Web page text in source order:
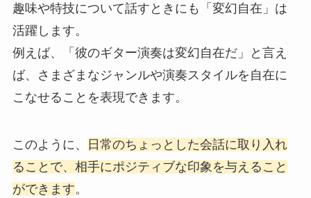
趣味や特技について話すときにも「変幻自在」は
活躍します。
例えば、「彼のギター演奏は変幻自在だ」と言え
ば、さまざまなジャンルや演奏スタイルを自在に
こなせることを表現できます。
このように、
日常のちょっとした会話に取り入れ
ることで、相手にポジティブな印象を与えること
ができます。